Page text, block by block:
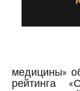
медицины»
рейтинга